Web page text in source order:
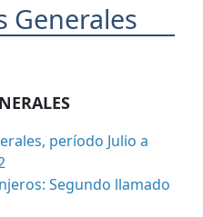
Generales
período Julio a
Segundo llamado